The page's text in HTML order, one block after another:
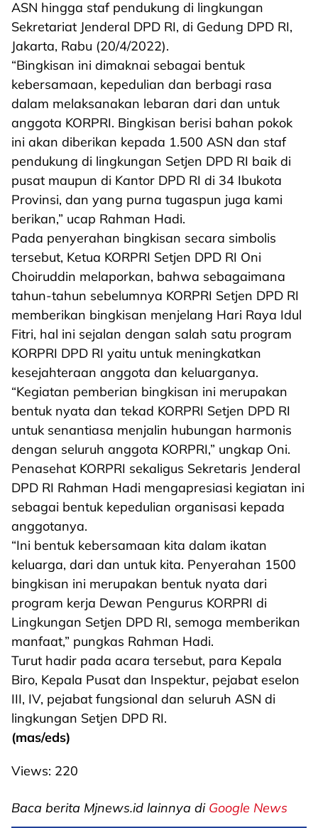
ASN hingga staf pendukung di lingkungan
Sekretariat Jenderal DPD RI, di Gedung DPD RI,
Jakarta, Rabu (20/4/2022).
“Bingkisan ini dimaknai sebagai bentuk
kebersamaan, kepedulian dan berbagi rasa
dalam melaksanakan lebaran dari dan untuk
anggota KORPRI. Bingkisan berisi bahan pokok
ini akan diberikan kepada 1.500 ASN dan staf
pendukung di lingkungan Setjen DPD RI baik di
pusat maupun di Kantor DPD RI di 34 Ibukota
Provinsi, dan yang purna tugaspun juga kami
berikan,” ucap Rahman Hadi.
Pada penyerahan bingkisan secara simbolis
tersebut, Ketua KORPRI Setjen DPD RI Oni
Choiruddin melaporkan, bahwa sebagaimana
tahun-tahun sebelumnya KORPRI Setjen DPD RI
memberikan bingkisan menjelang Hari Raya Idul
Fitri, hal ini sejalan dengan salah satu program
KORPRI DPD RI yaitu untuk meningkatkan
kesejahteraan anggota dan keluarganya.
“Kegiatan pemberian bingkisan ini merupakan
bentuk nyata dan tekad KORPRI Setjen DPD RI
untuk senantiasa menjalin hubungan harmonis
dengan seluruh anggota KORPRI,” ungkap Oni.
Penasehat KORPRI sekaligus Sekretaris Jenderal
DPD RI Rahman Hadi mengapresiasi kegiatan ini
sebagai bentuk kepedulian organisasi kepada
anggotanya.
“Ini bentuk kebersamaan kita dalam ikatan
keluarga, dari dan untuk kita. Penyerahan 1500
bingkisan ini merupakan bentuk nyata dari
program kerja Dewan Pengurus KORPRI di
Lingkungan Setjen DPD RI, semoga memberikan
manfaat,” pungkas Rahman Hadi.
Turut hadir pada acara tersebut, para Kepala
Biro, Kepala Pusat dan Inspektur, pejabat eselon
III, IV, pejabat fungsional dan seluruh ASN di
lingkungan Setjen DPD RI.
(mas/eds)
Views: 220
Baca berita Mjnews.id lainnya di Google News